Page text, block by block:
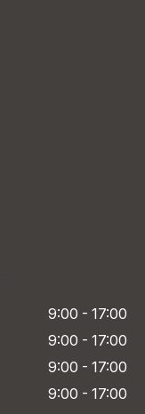
9:00 - 17:00
9:00 - 17:00
9:00 - 17:00
9:00 - 17:00